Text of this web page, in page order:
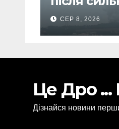
вибухів
масова
СЕР 8, 2026
Це Дро ...
Дізнайся новини